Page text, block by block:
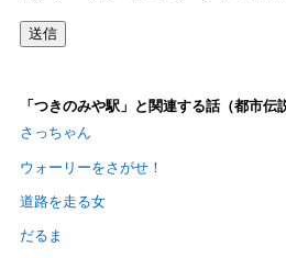
「つきのみや駅」と関連する話（都市伝
さっちゃん
ウォーリーをさがせ！
道路を走る女
だるま